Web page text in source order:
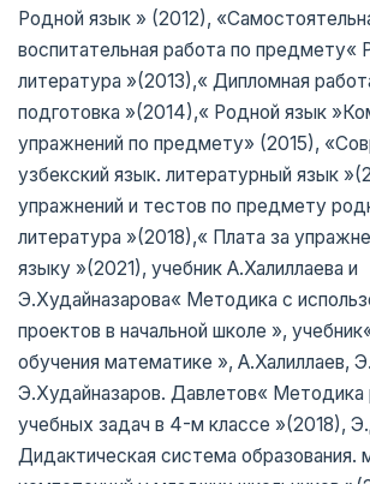
Родной язык » (2012),
воспитательная работа по предмету«
литература »(2013),« Дипломная
подготовка »(2014),« Родной язык
упражнений по предмету» (2015),
узбекский язык. литературный язык
упражнений и тестов по предмету
литература »(2018),« Плата за
языку »(2021), учебник А.Халиллаева и
Э.Худайназарова« Методика с
проектов в начальной школе »,
обучения математике », А.Халиллаев,
Э.Худайназаров. Давлетов« Методика
учебных задач в 4-м классе »(2018),
Дидактическая система образования.